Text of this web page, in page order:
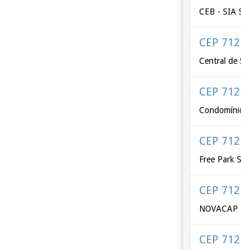
CEB - SIA
CEP
Central de
CEP
CEP
Free Park
CEP
CEP